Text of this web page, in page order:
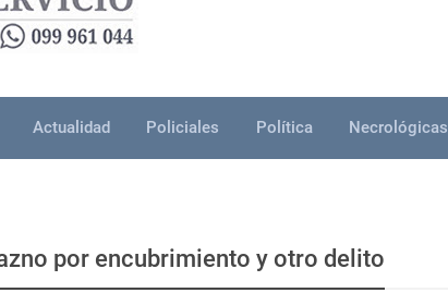
Actualidad Policiales Política Necrológicas
por encubrimiento y otro delito